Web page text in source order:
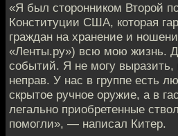
«Я был сторонником Второй
Конституции США, которая
граждан на хранение и
«Ленты.ру») всю мою жизнь.
событий. Я не могу выразить,
неправ. У нас в группе есть
скрытое ручное оружие, а в
легально приобретенные
помогли», — написал Китер.